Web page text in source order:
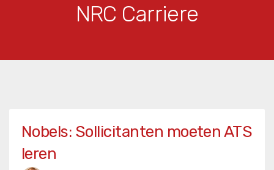
NRC Carriere
Nobels: Sollicitanten moeten ATS
leren